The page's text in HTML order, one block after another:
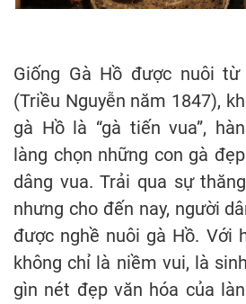
Giống Gà Hồ được nuôi
(Triều Nguyễn năm 1847),
gà Hồ là “gà tiến vua”,
làng chọn những con gà
dâng vua. Trải qua sự
nhưng cho đến nay, người
được nghề nuôi gà Hồ. Với
không chỉ là niềm vui, là
gìn nét đẹp văn hóa của